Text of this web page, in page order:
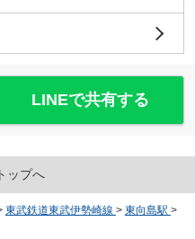
LINEで共有する
ップへ
東武鉄道東武伊勢崎線 > 東向島駅 >